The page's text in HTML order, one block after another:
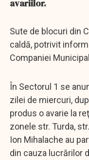
avariilor.
Sute de blocuri din
caldă, potrivit
Companiei
În Sectorul 1 se
zilei de miercuri,
produs o avarie la
zonele str. Turda,
Ion Mihalache au
din cauza lucrărilor